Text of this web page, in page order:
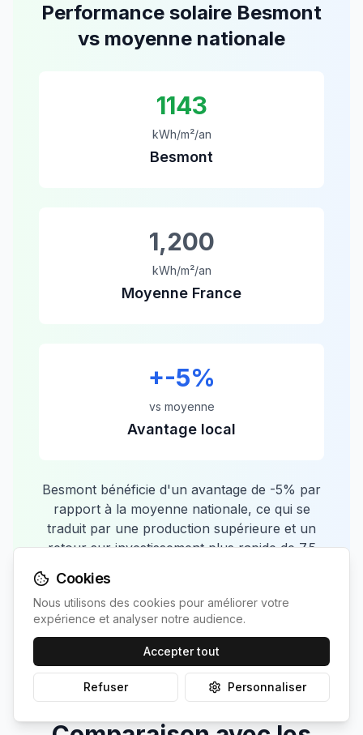
Performance solaire Besmont
vs moyenne nationale
1143
kWh/m²/an
Besmont
1,200
kWh/m²/an
Moyenne France
+-5%
vs moyenne
Avantage local
Besmont bénéficie d'un avantage de -5% par
rapport à la moyenne nationale, ce qui se
traduit par une production supérieure et un
retour sur investissement plus rapide de7.5
Cookies
Nous utilisons des cookies pour améliorer votre
expérience et analyser notre audience.
Accepter tout
Refuser Personnaliser